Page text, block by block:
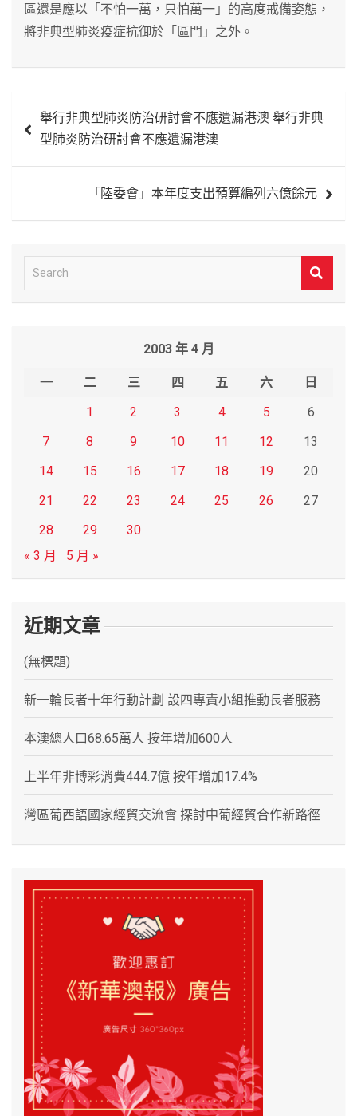
區還是應以「不怕一萬，只怕萬一」的高度戒備姿態，
將非典型肺炎疫症抗御於「區門」之外。
章 舉行非典型肺炎防治研討會不應遺漏港澳 舉行非典
型肺炎防治研討會不應遺漏港澳
「陸委會」本年度支出預算編列六億餘元
e
2003 年 4 月
一 二 三 四 五 六
日
1
2 3 4 5
6
7
8 9 10 11 12
13
14
15 16 17 18 19
20
21
22 23 24 25 26
27
28
29
30
« 3 月
5 月 »
近期文章
(無標題)
新一輪長者十年行動計劃 設四專責小組推動長者服務
本澳總人口68.65萬人 按年增加600人
上半年非博彩消費444.7億 按年增加17.4%
灣區葡西語國家經貿交流會 探討中葡經貿合作新路徑